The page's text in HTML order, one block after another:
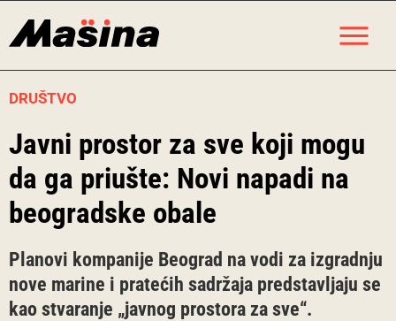
DRUŠTVO
Javni prostor za sve koji mogu
da ga priušte: Novi napadi na
beogradske obale
Planovi kompanije Beograd na vodi za izgradnju
nove marine i pratećih sadržaja predstavljaju se
kao stvaranje „javnog prostora za sve“.